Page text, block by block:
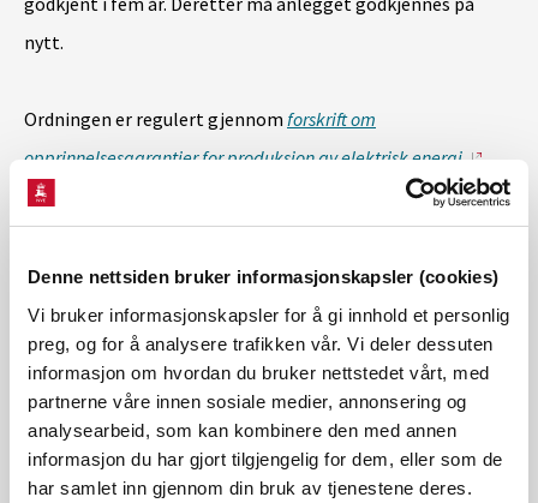
Denne nettsiden bruker informasjonskapsler (cookies)
Vi bruker informasjonskapsler for å gi innhold et personlig
preg, og for å analysere trafikken vår. Vi deler dessuten
informasjon om hvordan du bruker nettstedet vårt, med
partnerne våre innen sosiale medier, annonsering og
analysearbeid, som kan kombinere den med annen
informasjon du har gjort tilgjengelig for dem, eller som de
har samlet inn gjennom din bruk av tjenestene deres.
nytt.
Ordningen er regulert gjennom forskrift om
opprinnelsesgarantier for produksjon av elektrisk energi.
Strøm leverandører som
ikkekjøper opprinnelsesgarantier skal vise tilNVEs
årlige beregning av
varedeklarasjonen
Varedeklarasjone
er utarbeidet med
bakgrunn i europeisk handel med opprinnelsesgarantier.
NVEs publiserer en årlig beregning av envaredeklarasjon